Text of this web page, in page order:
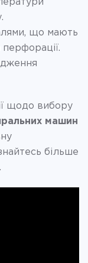
що мають
щодо вибору
машин
більше